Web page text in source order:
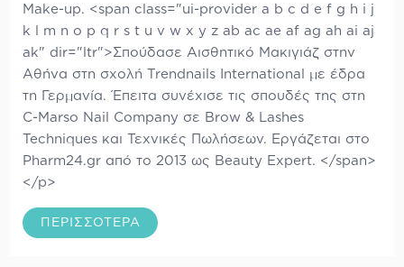
Make-up. <span class="ui-provider a b c d e f g h i j
k l m n o p q r s t u v w x y z ab ac ae af ag ah ai aj
ak" dir="ltr">Σπούδασε Αισθητικό Μακιγιάζ στην
Αθήνα στη σχολή Trendnails International με έδρα
τη Γερμανία. Έπειτα συνέχισε τις σπουδές της στη
C-Marso Nail Company σε Brow & Lashes
Techniques και Τεχνικές Πωλήσεων. Εργάζεται στο
Pharm24.gr από το 2013 ως Beauty Expert. </span>
</p>
ΠΕΡΙΣΣΌΤΕΡΑ